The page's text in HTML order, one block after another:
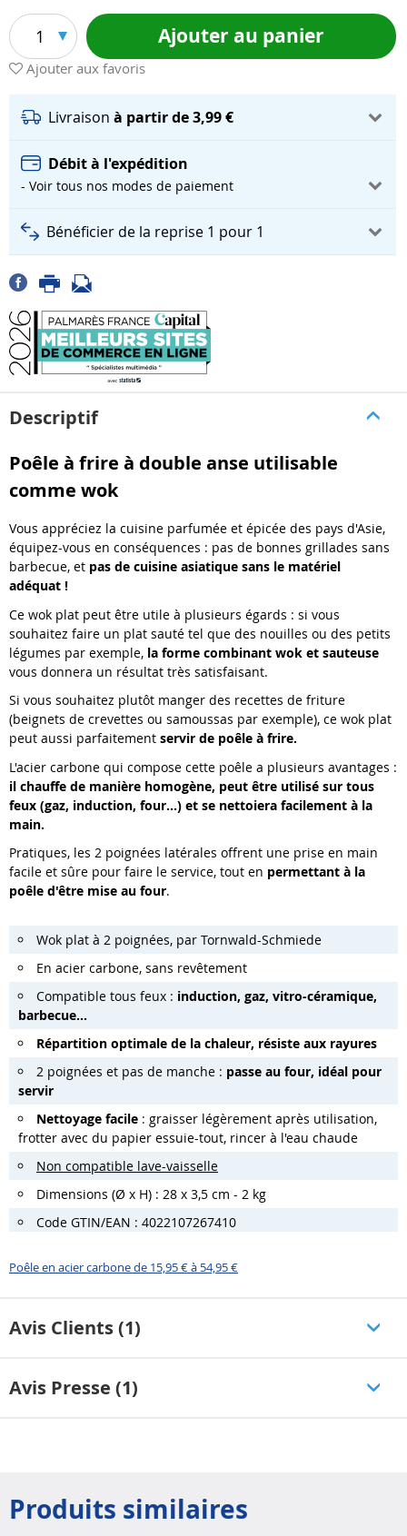
1 Ajouter au panier
Ajouter aux favoris
Livraison à partir de 3,99 €
Débit à l'expédition
- Voir tous nos modes de paiement
Bénéficier de la reprise 1 pour 1
Descriptif
Poêle à frire à double anse utilisable
comme wok
Vous appréciez la cuisine parfumée et épicée des pays d'Asie,
équipez-vous en conséquences : pas de bonnes grillades sans
barbecue, et pas de cuisine asiatique sans le matériel
adéquat !
Ce wok plat peut être utile à plusieurs égards : si vous
souhaitez faire un plat sauté tel que des nouilles ou des petits
légumes par exemple, la forme combinant wok et sauteuse
vous donnera un résultat très satisfaisant.
Si vous souhaitez plutôt manger des recettes de friture
(beignets de crevettes ou samoussas par exemple), ce wok plat
peut aussi parfaitement servir de poêle à frire.
L'acier carbone qui compose cette poêle a plusieurs avantages :
il chauffe de manière homogène, peut être utilisé sur tous
feux (gaz, induction, four...) et se nettoiera facilement à la
main.
Pratiques, les 2 poignées latérales offrent une prise en main
facile et sûre pour faire le service, tout en permettant à la
poêle d'être mise au four.
Wok plat à 2 poignées, par Tornwald-Schmiede
En acier carbone, sans revêtement
Compatible tous feux : induction, gaz, vitro-céramique,
barbecue...
Répartition optimale de la chaleur, résiste aux rayures
2 poignées et pas de manche : passe au four, idéal pour
servir
Nettoyage facile : graisser légèrement après utilisation,
frotter avec du papier essuie-tout, rincer à l'eau chaude
Non compatible lave-vaisselle
Dimensions (Ø x H) : 28 x 3,5 cm - 2 kg
Code GTIN/EAN : 4022107267410
Poêle en acier carbone de 15,95 € à 54,95 €
Avis Clients (1)
Avis Presse (1)
Produits similaires